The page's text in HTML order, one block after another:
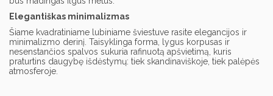
Elegantiškas minimalizmas
Šiame kvadratiniame lubiniame šviestuve rasite elegancijos ir
minimalizmo derinį. Taisyklinga forma, lygus korpusas ir
nesenstančios spalvos sukuria rafinuotą apšvietimą, kuris
praturtins daugybę išdėstymų: tiek skandinaviškoje, tiek palėpės
atmosferoje.